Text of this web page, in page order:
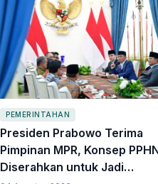
PEMERINTAHAN
Presiden Prabowo Terima
Pimpinan MPR, Konsep
Diserahkan untuk Jadi